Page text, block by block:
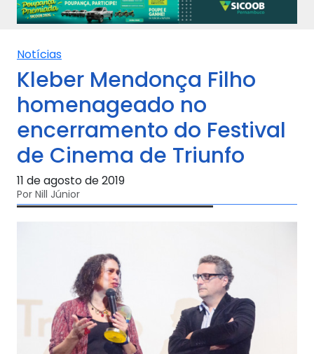
Notícias
Kleber Mendonça Filho
homenageado no
encerramento do Festival
de Cinema de Triunfo
11 de agosto de 2019
Por Nill Júnior